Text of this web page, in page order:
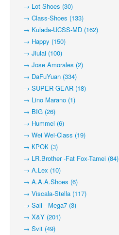
→ Lot Shoes (30)
→ Class-Shoes (133)
→ Kulada-UCSS-MD (162)
→ Happy (150)
→ Jiulai (100)
→ Jose Amorales (2)
→ DaFuYuan (334)
→ SUPER-GEAR (18)
→ Lino Marano (1)
→ BIG (26)
→ Hummel (6)
→ Wei Wei-Class (19)
→ КРОК (3)
→ LR.Brother -Fat Fox-Tamei (84)
→ A.Lex (10)
→ A.A.A.Shoes (6)
→ Viscala-Stella (117)
→ Sali - Mega7 (3)
→ X&Y (201)
→ Svit (49)